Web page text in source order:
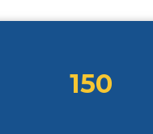
150